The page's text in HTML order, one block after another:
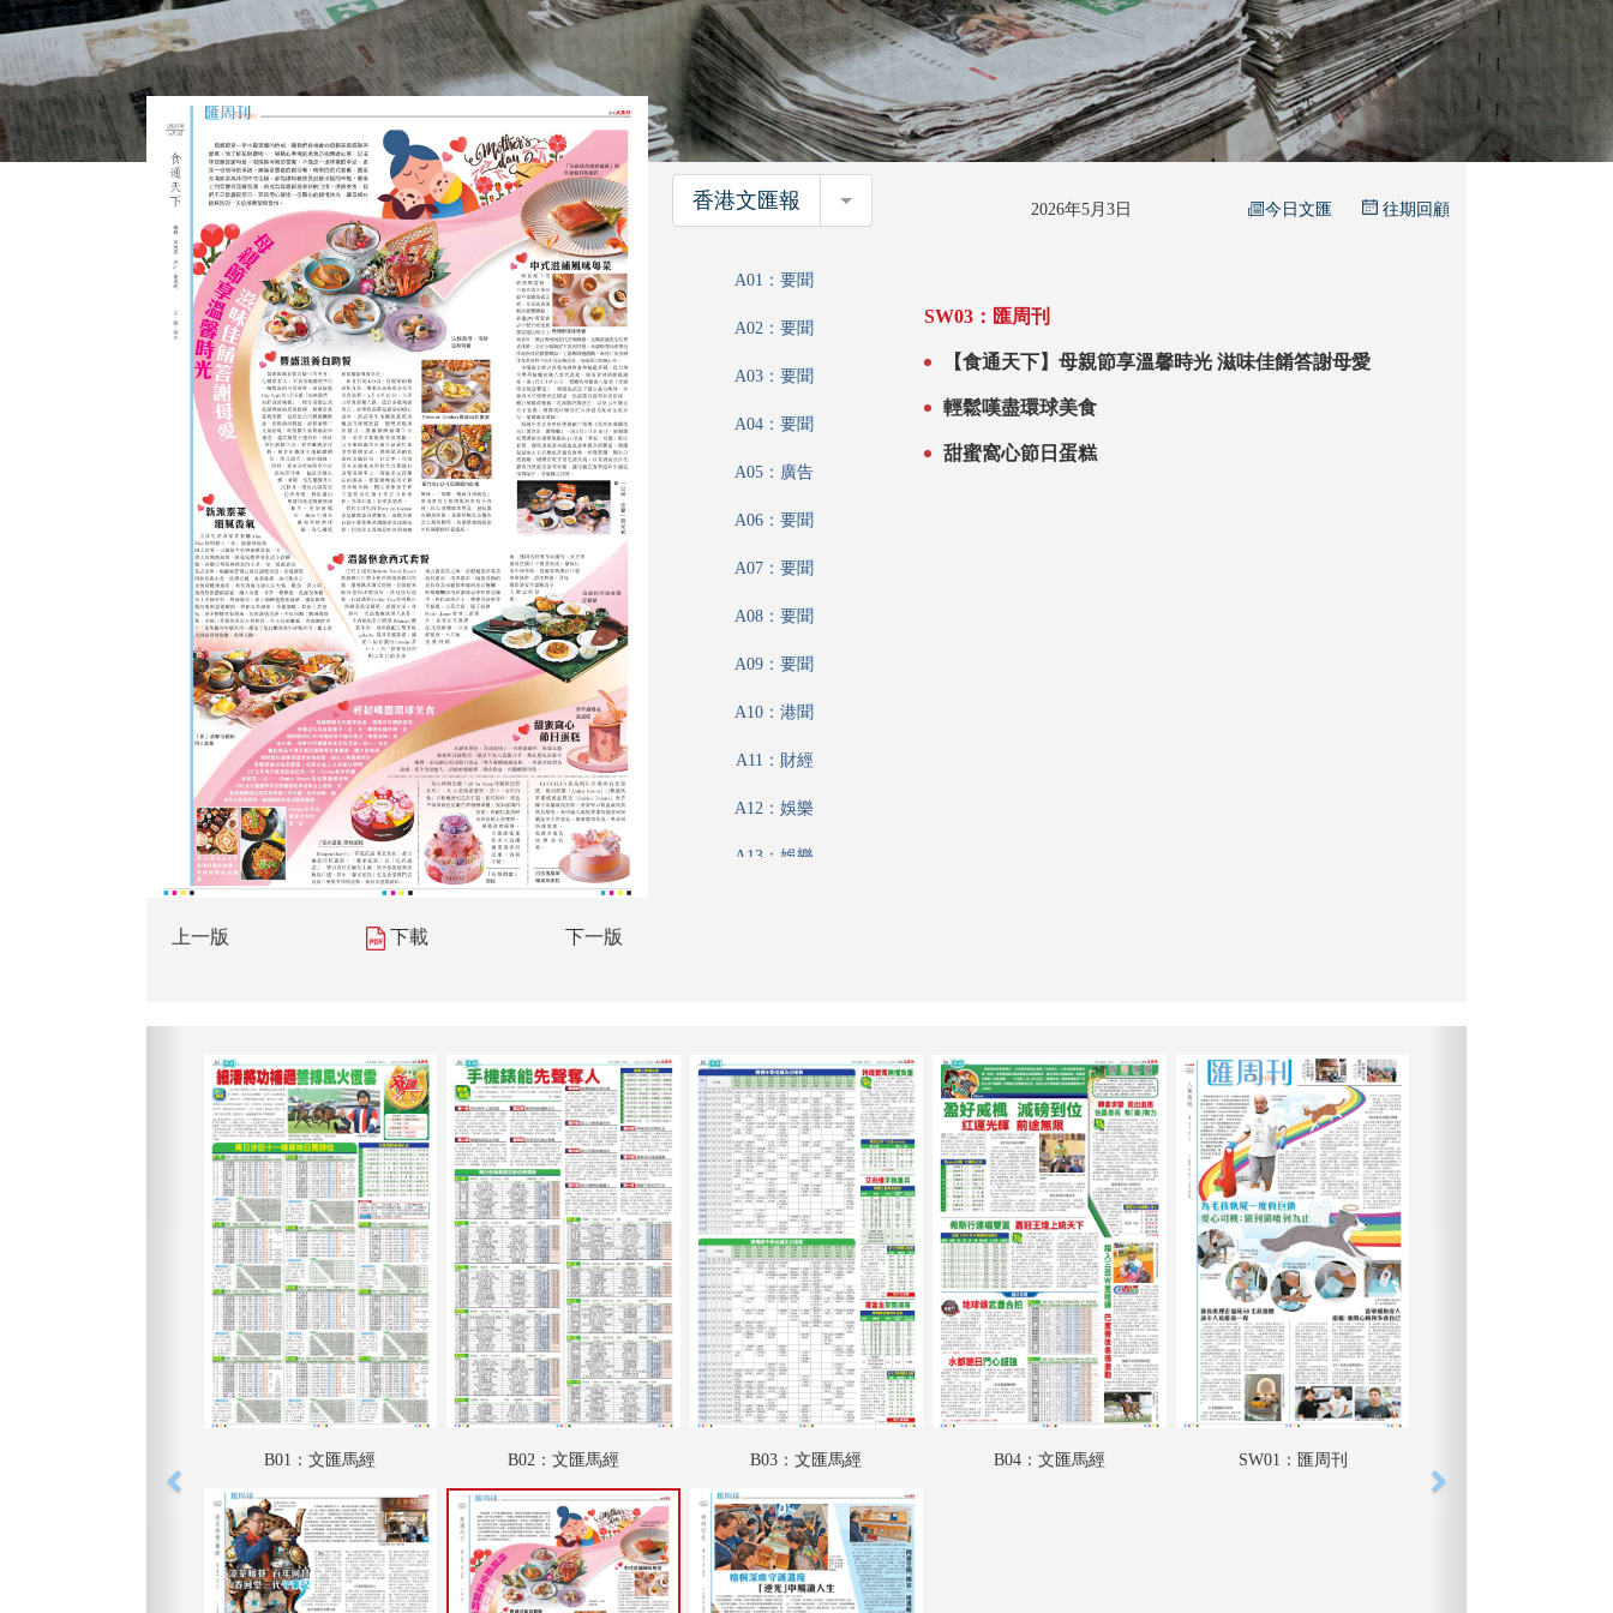
上一版 下載 下一版
香港文匯報 香港文匯報 2026年5月3日 今日文匯 往期回顧
A01：要聞
A02：要聞
A03：要聞
A04：要聞
A05：廣告
A06：要聞
A07：要聞
A08：要聞
A09：要聞
A10：港聞
A11：財經
A12：娛樂
A13：娛樂
A18：戲曲
A19：國際
A20：國際
B01：文匯馬經
B02：文匯馬經
B03：文匯馬經
B04：文匯馬經
SW01：匯周刊
SW03：匯周刊
SW04：匯周刊
SW03：匯周刊
【食通天下】母親節享溫馨時光 滋味佳餚答謝母愛
輕鬆嘆盡環球美食
甜蜜窩心節日蛋糕
B01：文匯馬經 B02：文匯馬經 B03：文匯馬經 B04：文匯馬經 SW01：匯周刊